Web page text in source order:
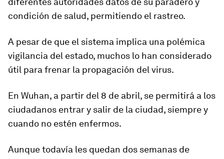
condición de salud, permitiendo el rastreo.
A pesar de que el sistema implica una polémica
vigilancia del estado, muchos lo han considerado
útil para frenar la propagación del virus.
En Wuhan, a partir del 8 de abril, se permitirá a los
ciudadanos entrar y salir de la ciudad, siempre y
cuando no estén enfermos.
Aunque todavía les quedan dos semanas de